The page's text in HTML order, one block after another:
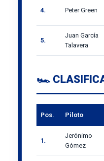
4. Peter Green
5.
Juan García
Talavera
🏎️
Pos. Piloto
1.
Jerónimo
Gómez